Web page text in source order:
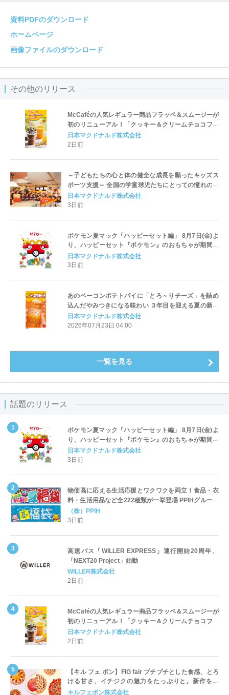
資料PDFのダウンロード
ホームページ
画像ファイルのダウンロード
その他のリリース
McCaféの人気レギュラー商品フラッペ＆スムージーが
初のリニューアル！「クッキー＆クリームチョコフラ
ッペ」「マンゴースムージー」8月5日（水）から販売
開始
日本マクドナルド株式会社
2日前
～子どもたちの心と体の健全な成長を願ったキッズス
ポーツ支援～ 全国の学童球児たちにとっての憧れの舞
台が愛媛に！ 『高円宮賜杯 第46回 全日本学童軟式野
球大会 マクドナルド・トーナメント』
日本マクドナルド株式会社
3日前
ポケモン夏マック「ハッピーセット編」 8月7日(金)よ
り、ハッピーセット『ポケモン』のおもちゃが期間限
定登場
日本マクドナルド株式会社
3日前
あのベーコンポテトパイに「とろ～りチーズ」を詰め
込んだやみつきになる味わい ３年目を迎える夏の新定
番「チーズベーコンポテトパイ」7月29日(水)から期間
限定販売
日本マクドナルド株式会社
2026年07月23日 04:00
一覧を見る
話題のリリース
ポケモン夏マック「ハッピーセット編」 8月7日(金)よ
り、ハッピーセット『ポケモン』のおもちゃが期間限
定登場
日本マクドナルド株式会社
3日前
物価高に応える生活応援とワクワクを両立！食品・衣
料・生活用品など全222種類が一挙登場 PPIHグループ
「夏福袋」＆セール 8月6日(木)より順次スタート
（株）PPIH
3日前
高速バス「WILLER EXPRESS」運行開始20周年、
「NEXT20 Project」始動
WILLER株式会社
2日前
McCaféの人気レギュラー商品フラッペ＆スムージーが
初のリニューアル！「クッキー＆クリームチョコフラ
ッペ」「マンゴースムージー」8月5日（水）から販売
開始
日本マクドナルド株式会社
2日前
【キル フェ ボン】FIG fair プチプチとした食感、とろ
ける甘さ、イチジクの魅力をたっぷりと。新作を含
め、イチジク尽くしの全4種が登場8月20日（木）スタ
キルフェボン株式会社